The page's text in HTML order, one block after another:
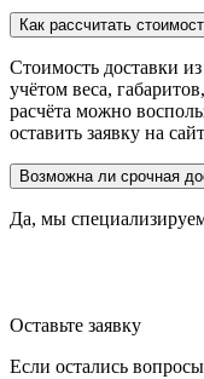
Как рассчитать
Стоимость доставки
учётом веса,
расчёта можно
оставить заявку на
Возможна ли срочная
Да, мы
Оставьте заявку
Если остались